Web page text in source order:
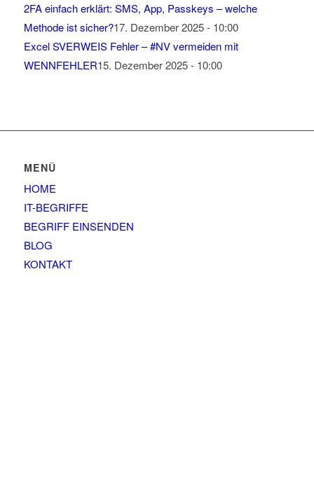
2FA einfach erklärt: SMS, App, Passkeys – welche
Methode ist sicher?17. Dezember 2025 - 10:00
Excel SVERWEIS Fehler – #NV vermeiden mit
WENNFEHLER15. Dezember 2025 - 10:00
MENÜ
HOME
IT-BEGRIFFE
BEGRIFF EINSENDEN
BLOG
KONTAKT